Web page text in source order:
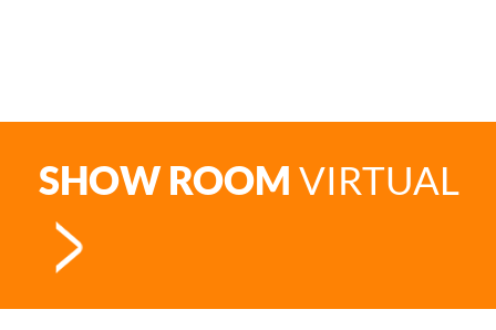
SHOW ROOM VIRTUAL